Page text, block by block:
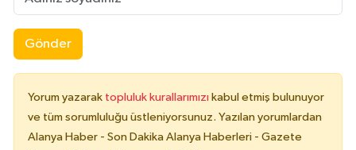
Gönder
Yorum yazarak topluluk kurallarımızı kabul etmiş bulunuyor
ve tüm sorumluluğu üstleniyorsunuz. Yazılan yorumlardan
Alanya Haber - Son Dakika Alanya Haberleri - Gazete